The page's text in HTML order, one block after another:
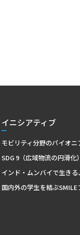
イニシアティブ
モビリティ分野のパイオニ
SDG 9（広域物流の円滑化
インド・ムンバイで生き
国内外の学生を結ぶSMILE